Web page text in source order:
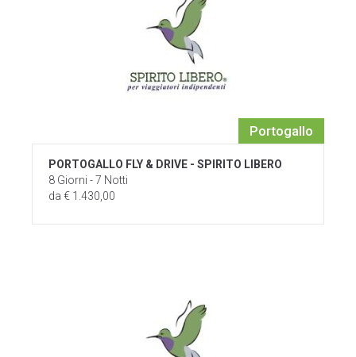
Portogallo
PORTOGALLO FLY & DRIVE - SPIRITO LIBERO
8 Giorni - 7 Notti
da € 1.430,00